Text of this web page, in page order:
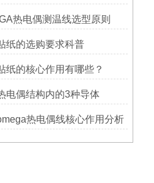
热电偶测温线选型原则
纸的选购要求科普
纸的核心作用有哪些？
电偶结构内的3种导体
热电偶线核心作用分析